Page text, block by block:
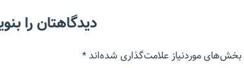
دیدگاهتان را
بخش‌های موردنیاز علامت‌گذاری شده‌اند*